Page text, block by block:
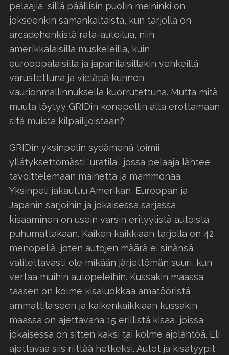
pelaajia, sillä päällisin puolin meininki on
jokseenkin samankaltaista, kun tarjolla on
arcadehenkistä rata-autoilua, niin
amerikkalaisilla muskeleilla, kuin
eurooppalaisilla ja japanilaisillakin vehkeillä
varustettuna ja vieläpä kunnon
vaurionmallinnuksella kuorrutettuna. Mutta mitä
muuta löytyy GRIDin konepellin alta erottamaan
sitä muista kilpailijoistaan?
GRIDin yksinpelin sydämenä toimii
yllätyksettömästi “uratila”, jossa pelaaja lähtee
tavoittelemaan mainetta ja mammonaa.
Yksinpeli jakautuu Amerikan, Euroopan ja
Japanin sarjoihin ja jokaisessa sarjassa
kisaaminen on usein varsin erityylistä autoista
puhumattakaan. Kaiken kaikkiaan tarjolla on 42
menopeliä, joten autojen määrä ei sinänsä
valitettavasti ole mikään järjettömän suuri, kun
vertaa muihin autopeleihin. Kussakin maassa
taasen on kolme kisaluokkaa amatööristä
ammattilaiseen ja kaikenkaikkiaan kussakin
maassa on ajettavana 15 erillistä kisaa, joissa
jokaisessa on sitten kaksi tai kolme ajolähtöä. Eli
ajettavaa siis riittää hetkeksi. Autot ja kisatyypit